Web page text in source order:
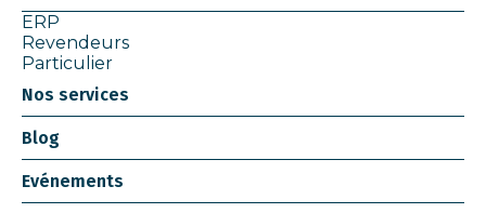
ERP
Revendeurs
Particulier
Nos services
Blog
Evénements